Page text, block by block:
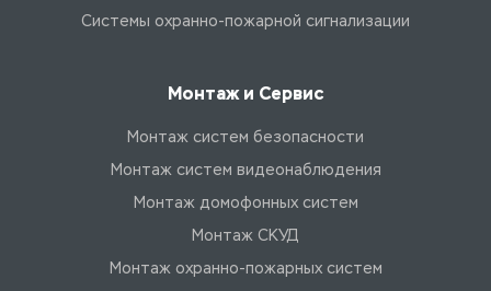
Системы охранно-пожарной сигнализации
Монтаж и Сервис
Монтаж систем безопасности
Монтаж систем видеонаблюдения
Монтаж домофонных систем
Монтаж СКУД
Монтаж охранно-пожарных систем